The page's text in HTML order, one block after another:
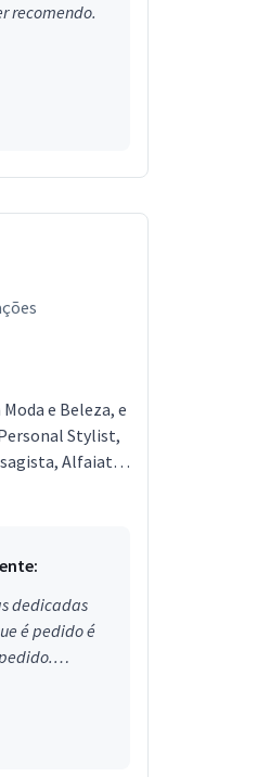
recomendo.
e Beleza, e
Stylist,
Alfaiate.
dedicadas
é pedido é